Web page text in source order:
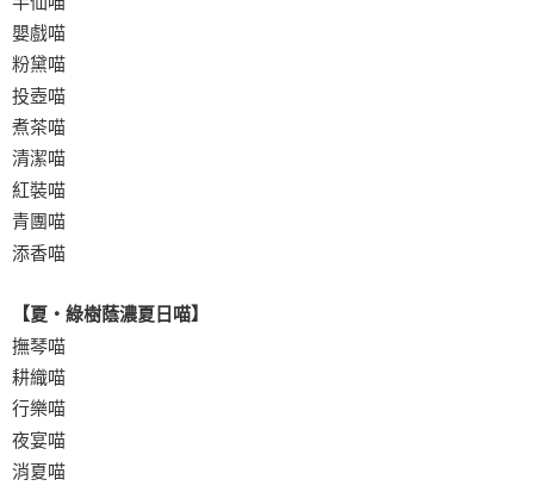
嬰戲喵
粉黛喵
投壺喵
煮茶喵
清潔喵
紅裝喵
青團喵
添香喵
【夏‧綠樹蔭濃夏日喵】
撫琴喵
耕織喵
行樂喵
夜宴喵
消夏喵